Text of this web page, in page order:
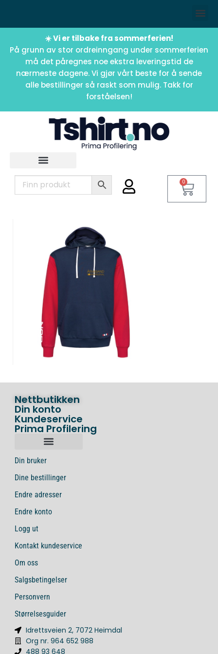
☀️ Vi er tilbake fra sommerferien!
På grunn av stor ordreinngang under sommerferien
må det påregnes noe ekstra leveringstid de
nærmeste dagene. Vi gjør vårt beste for å sende
alle bestillinger så raskt som mulig. Takk for
forståelsen!
0
Nettbutikken
Din konto
Kundeservice
Prima Profilering
Din bruker
Dine bestillinger
Endre adresser
Endre konto
Logg ut
Kontakt kundeservice
Om oss
Salgsbetingelser
Personvern
Størrelsesguider
Idrettsveien 2, 7072 Heimdal
Org nr. 964 652 988
488 93 648